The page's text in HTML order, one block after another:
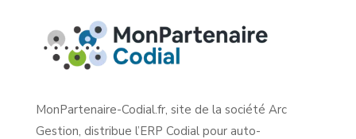
MonPartenaire-Codial.fr, site de la société Arc
Gestion, distribue l’ERP Codial pour auto-